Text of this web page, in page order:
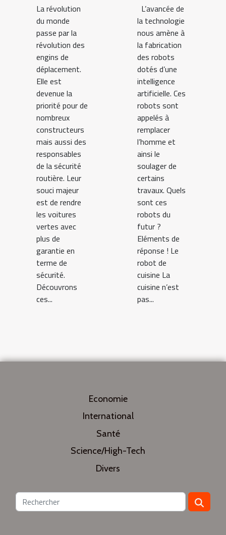
La révolution
du monde
passe par la
révolution des
engins de
déplacement.
Elle est
devenue la
priorité pour de
nombreux
constructeurs
mais aussi des
responsables
de la sécurité
routière. Leur
souci majeur
est de rendre
les voitures
vertes avec
plus de
garantie en
terme de
sécurité.
Découvrons
ces...
L’avancée de
la technologie
nous amène à
la fabrication
des robots
dotés d’une
intelligence
artificielle. Ces
robots sont
appelés à
remplacer
l’homme et
ainsi le
soulager de
certains
travaux. Quels
sont ces
robots du
futur ?
Eléments de
réponse ! Le
robot de
cuisine La
cuisine n’est
pas...
Economie
International
Santé
Science/High-Tech
Divers